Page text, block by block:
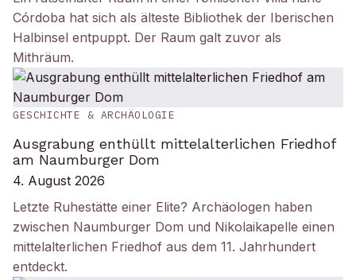
Córdoba hat sich als älteste Bibliothek der Iberischen
Halbinsel entpuppt. Der Raum galt zuvor als
Mithräum.
GESCHICHTE & ARCHÄOLOGIE
Ausgrabung enthüllt mittelalterlichen Friedhof
am Naumburger Dom
4. August 2026
Letzte Ruhestätte einer Elite? Archäologen haben
zwischen Naumburger Dom und Nikolaikapelle einen
mittelalterlichen Friedhof aus dem 11. Jahrhundert
entdeckt.